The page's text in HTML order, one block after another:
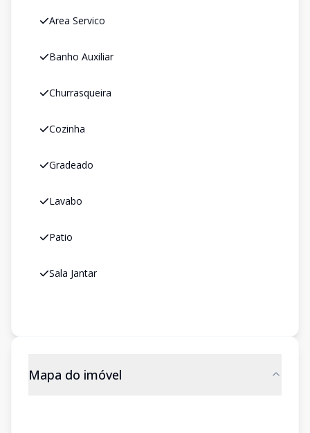
Area Servico
Banho Auxiliar
Churrasqueira
Cozinha
Gradeado
Lavabo
Patio
Sala Jantar
Mapa do imóvel